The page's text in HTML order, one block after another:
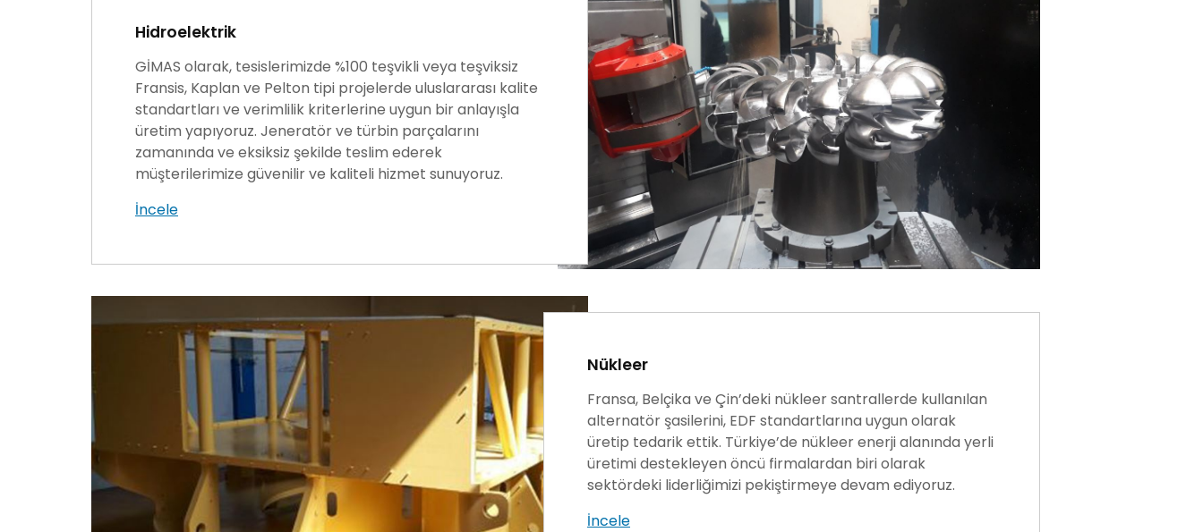
Hidroelektrik
GİMAS olarak, tesislerimizde %100 teşvikli veya teşviksiz
Fransis, Kaplan ve Pelton tipi projelerde uluslararası kalite
standartları ve verimlilik kriterlerine uygun bir anlayışla
üretim yapıyoruz. Jeneratör ve türbin parçalarını
zamanında ve eksiksiz şekilde teslim ederek
müşterilerimize güvenilir ve kaliteli hizmet sunuyoruz.
İncele
Nükleer
Fransa, Belçika ve Çin’deki nükleer santrallerde kullanılan
alternatör şasilerini, EDF standartlarına uygun olarak
üretip tedarik ettik. Türkiye’de nükleer enerji alanında yerli
üretimi destekleyen öncü firmalardan biri olarak
sektördeki liderliğimizi pekiştirmeye devam ediyoruz.
İncele